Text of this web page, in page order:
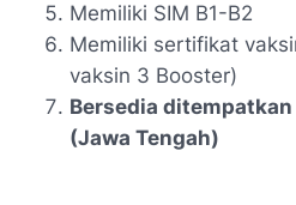
Memiliki SIM B1-B2
Memiliki sertifikat
vaksin 3 Booster)
Bersedia
(Jawa Tengah)